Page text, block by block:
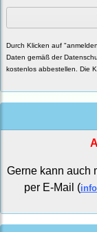
Durch Klicken auf
Daten gemäß der
kostenlos abbestellen. Die
Gerne kann auch
per E-Mail (